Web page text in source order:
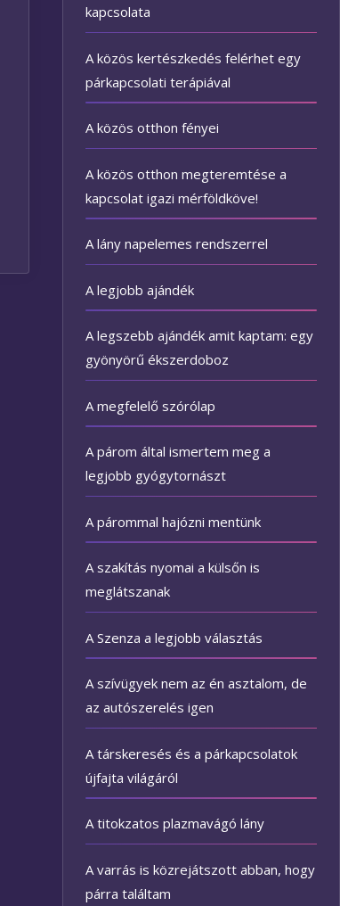
kapcsolata
A közös kertészkedés felérhet egy
párkapcsolati terápiával
A közös otthon fényei
A közös otthon megteremtése a
kapcsolat igazi mérföldköve!
A lány napelemes rendszerrel
A legjobb ajándék
A legszebb ajándék amit kaptam: egy
gyönyörű ékszerdoboz
A megfelelő szórólap
A párom által ismertem meg a
legjobb gyógytornászt
A párommal hajózni mentünk
A szakítás nyomai a külsőn is
meglátszanak
A Szenza a legjobb választás
A szívügyek nem az én asztalom, de
az autószerelés igen
A társkeresés és a párkapcsolatok
újfajta világáról
A titokzatos plazmavágó lány
A varrás is közrejátszott abban, hogy
párra találtam